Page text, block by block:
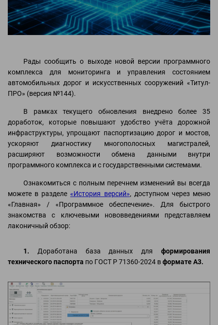
Рады сообщить о выходе новой версии программного
комплекса для мониторинга и управления состоянием
автомобильных дорог и искусственных сооружений «Титул-
ПРО» (версия №144).
В рамках текущего обновления внедрено более 35
доработок, которые повышают удобство учёта дорожной
инфраструктуры, упрощают паспортизацию дорог и мостов,
ускоряют диагностику многополосных магистралей,
расширяют возможности обмена данными внутри
программного комплекса и с государственными системами.
Ознакомиться с полным перечнем изменений вы всегда
можете в разделе«История версий», доступном через меню
«Главная» / «Программное обеспечение». Для быстрого
знакомства с ключевыми нововведениями представляем
лаконичный обзор:
1. Доработана база данных для формирования
технического паспорта по ГОСТ Р 71360-2024 вформате А3.